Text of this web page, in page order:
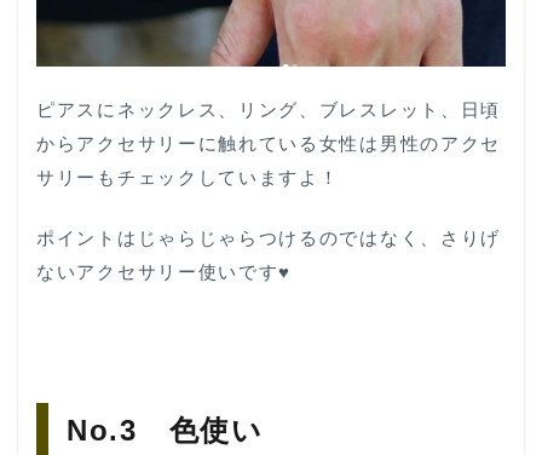
ピアスにネックレス、リング、ブレスレット、日頃
からアクセサリーに触れている女性は男性のアクセ
サリーもチェックしていますよ！
ポイントはじゃらじゃらつけるのではなく、さりげ
ないアクセサリー使いです♥
No.3 色使い